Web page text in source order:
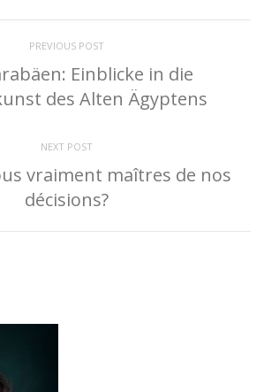
PREVIOUS POST
Einblicke in die
des Alten Ägyptens
NEXT POST
vraiment maîtres de nos
décisions?